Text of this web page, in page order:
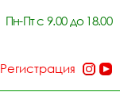
Пн-Пт с 9.00 до 18.00
Регистрация